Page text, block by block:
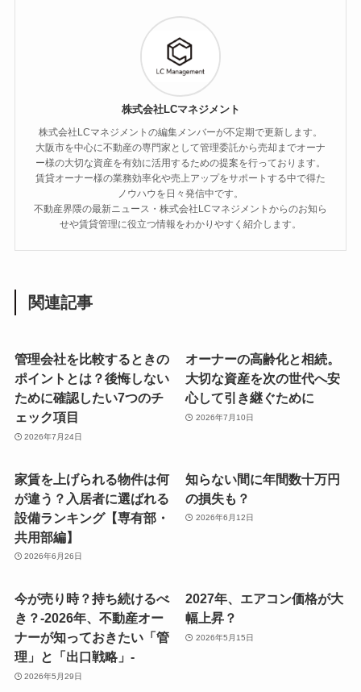
株式会社LCマネジメント
株式会社LCマネジメントの編集メンバーが不定期で更新します。
大阪市を中心に不動産の専門家として管理委託から売却までオーナ
ー様の大切な資産を有効に活用するための提案を行っております。
賃貸オーナー様の業務効率化や売上アップをサポートする中で得た
ノウハウを日々発信中です。
不動産界隈の最新ニュース・株式会社LCマネジメントからのお知ら
せや賃貸管理に役立つ情報をわかりやすく紹介します。
関連記事
管理会社を比較するときの
ポイントとは？後悔しない
ために確認したい7つのチ
ェック項目
2026年7月24日
オーナーの高齢化と相続。
大切な資産を次の世代へ安
心して引き継ぐために
2026年7月10日
家賃を上げられる物件は何
が違う？入居者に選ばれる
設備ランキング【専有部・
共用部編】
2026年6月26日
知らない間に年間数十万円
の損失も？
2026年6月12日
今が売り時？持ち続けるべ
き？-2026年、不動産オー
ナーが知っておきたい「管
理」と「出口戦略」-
2026年5月29日
2027年、エアコン価格が大
幅上昇？
2026年5月15日